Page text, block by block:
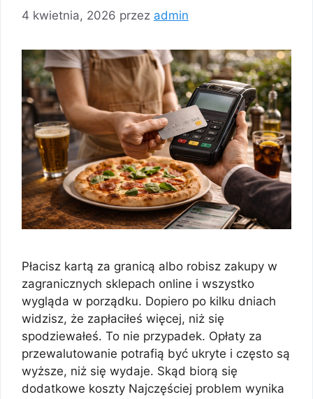
4 kwietnia, 2026 przez admin
Płacisz kartą za granicą albo robisz zakupy w
zagranicznych sklepach online i wszystko
wygląda w porządku. Dopiero po kilku dniach
widzisz, że zapłaciłeś więcej, niż się
spodziewałeś. To nie przypadek. Opłaty za
przewalutowanie potrafią być ukryte i często są
wyższe, niż się wydaje. Skąd biorą się
dodatkowe koszty Najczęściej problem wynika